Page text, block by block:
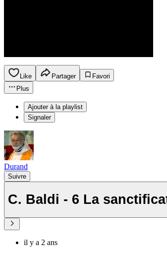
Like Partager
Favori
Plus
Ajouter à la playlist
Signaler
Durand
Suivre
C. Baldi - 6 La
il y a 2 ans